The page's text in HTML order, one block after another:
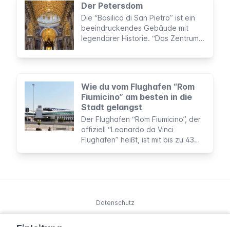
einem “normalen” Regionalzug. Sie
werden von der gleichen
Gesellschaft verwaltet wie die U-
Bahnen (ATAC), haben die gleichen
gleichen Fahrscheine und
Der Petersdom
Die “Basilica di San Pietro” ist ein
beeindruckendes Gebäude mit
legendärer Historie. “Das Zentrum
im Inneren der imposanten Kirche
aller Welt besucht.
Wie du vom Flughafen “Rom
Fiumicino” am besten in die
Stadt gelangst
Der Flughafen “Rom Fiumicino”, der
offiziell “Leonardo da Vinci
Flughafen” heißt, ist mit bis zu 43
Datenschutz